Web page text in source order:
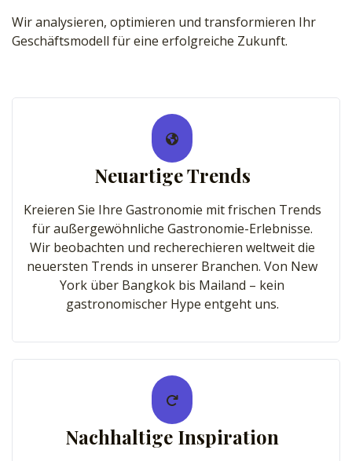
Wir analysieren, optimieren und transformieren Ihr
Geschäftsmodell für eine erfolgreiche Zukunft.
Neuartige Trends
Kreieren Sie Ihre Gastronomie mit frischen Trends
für außergewöhnliche Gastronomie-Erlebnisse.
Wir beobachten und recherechieren weltweit die
neuersten Trends in unserer Branchen. Von New
York über Bangkok bis Mailand – kein
gastronomischer Hype entgeht uns.
Nachhaltige Inspiration